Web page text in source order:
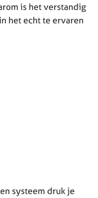
is het verstandig
het echt te ervaren
systeem druk je